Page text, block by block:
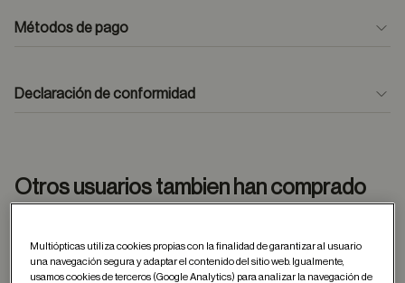
Métodos de pago
Declaración de conformidad
Otros usuarios tambien han comprado
Guardar en
Multiópticas utiliza cookies propias con la finalidad de garantizar al usuario
una navegación segura y adaptar el contenido del sitio web. Igualmente,
usamos cookies de terceros (Google Analytics) para analizar la navegación de